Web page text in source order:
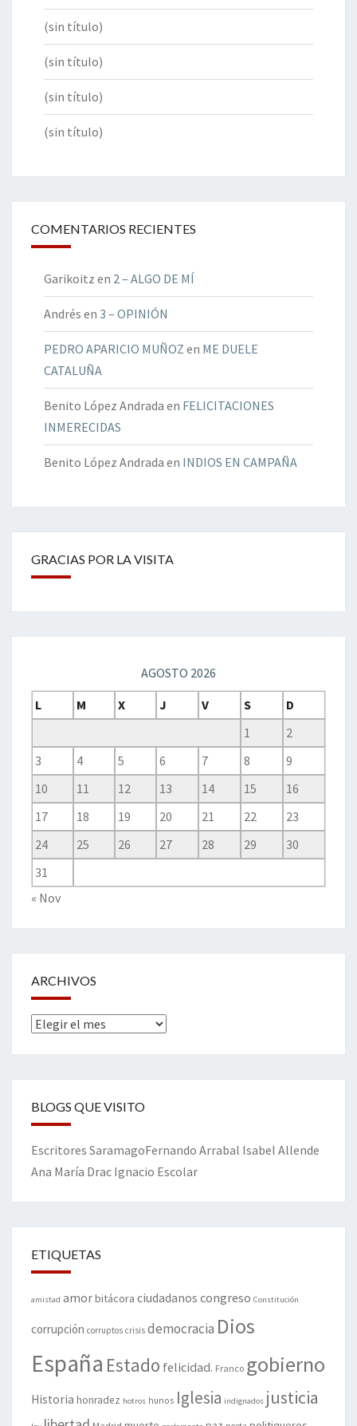
(sin título)
(sin título)
(sin título)
(sin título)
COMENTARIOS RECIENTES
Garikoitz en 2 – ALGO DE MÍ
Andrés en 3 – OPINIÓN
PEDRO APARICIO MUÑOZ en ME DUELE
CATALUÑA
Benito López Andrada en FELICITACIONES
INMERECIDAS
Benito López Andrada en INDIOS EN CAMPAÑA
GRACIAS POR LA VISITA
AGOSTO 2026
L
M X J V S
D
1
2
3
4 5 6 7 8
9
10
11 12 13 14 15
16
17
18 19 20 21 22
23
24
25 26 27 28 29
30
31
« Nov
ARCHIVOS
Archivos
BLOGS QUE VISITO
Escritores SaramagoFernando Arrabal Isabel Allende
Ana María Drac Ignacio Escolar
ETIQUETAS
amistad amorbitácora ciudadanos congreso Constitución
corrupción corruptos crisis democracia Dios
España Estado felicidad. Franco gobierno
Historia honradez hotros hunos Iglesia indignados justicia